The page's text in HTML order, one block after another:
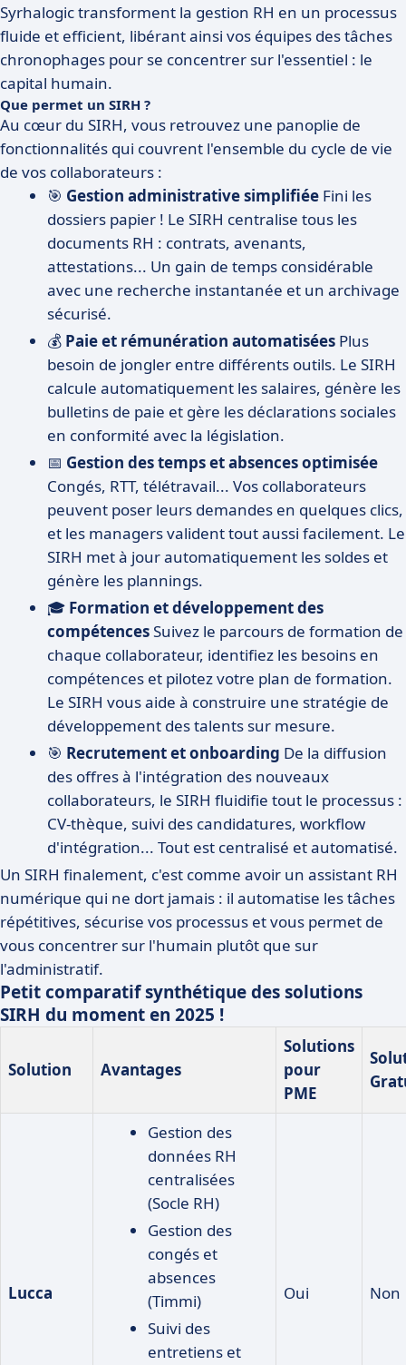
Syrhalogic transforment la gestion RH en un processus
fluide et efficient, libérant ainsi vos équipes des tâches
chronophages pour se concentrer sur l'essentiel : le
capital humain.
Que permet un SIRH ?
Au cœur du SIRH, vous retrouvez une panoplie de
fonctionnalités qui couvrent l'ensemble du cycle de vie
de vos collaborateurs :
🎯 Gestion administrative simplifiée Fini les
dossiers papier ! Le SIRH centralise tous les
documents RH : contrats, avenants,
attestations... Un gain de temps considérable
avec une recherche instantanée et un archivage
sécurisé.
💰 Paie et rémunération automatisées Plus
besoin de jongler entre différents outils. Le SIRH
calcule automatiquement les salaires, génère les
bulletins de paie et gère les déclarations sociales
en conformité avec la législation.
📅 Gestion des temps et absences optimisée
Congés, RTT, télétravail... Vos collaborateurs
peuvent poser leurs demandes en quelques clics,
et les managers valident tout aussi facilement. Le
SIRH met à jour automatiquement les soldes et
génère les plannings.
🎓 Formation et développement des
compétencesSuivez le parcours de formation de
chaque collaborateur, identifiez les besoins en
compétences et pilotez votre plan de formation.
Le SIRH vous aide à construire une stratégie de
développement des talents sur mesure.
🎯 Recrutement et onboarding De la diffusion
des offres à l'intégration des nouveaux
collaborateurs, le SIRH fluidifie tout le processus :
CV-thèque, suivi des candidatures, workflow
d'intégration... Tout est centralisé et automatisé.
Un SIRH finalement, c'est comme avoir un assistant RH
numérique qui ne dort jamais : il automatise les tâches
répétitives, sécurise vos processus et vous permet de
vous concentrer sur l'humain plutôt que sur
l'administratif.
Petit comparatif synthétique des solutions
SIRH du moment en 2025 !
Solution Avantages
Solutions
pour
PME
Lucca
Gestion des
données RH
centralisées
(Socle RH)
Gestion des
congés et
absences
(Timmi)
Suivi des
entretiens et
Oui Non